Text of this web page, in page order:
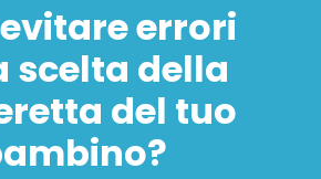
errori
scelta della
del tuo